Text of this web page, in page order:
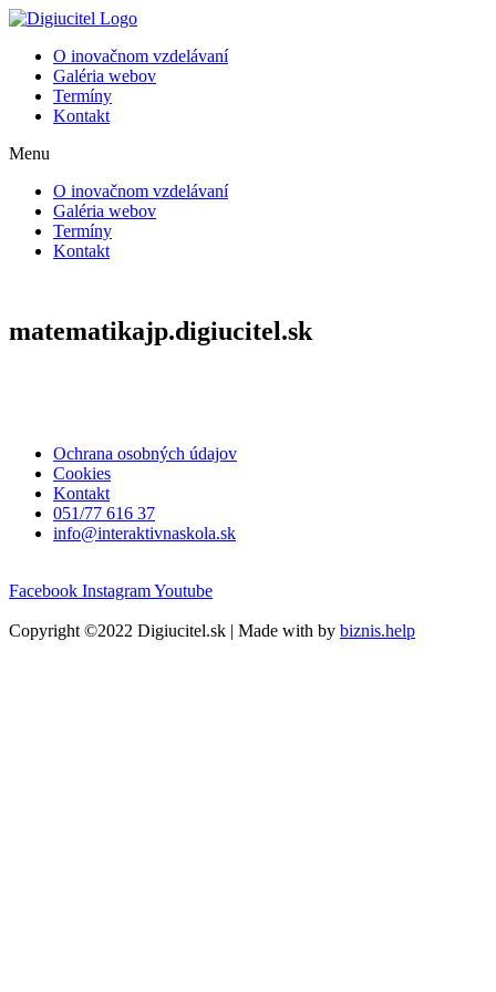
Preskočiť
obsah
O inovačnom vzdelávaní
Galéria webov
Termíny
Kontakt
Menu
O inovačnom vzdelávaní
Galéria webov
Termíny
Kontakt
matematikajp.digiucitel.sk
Ochrana osobných údajov
Cookies
Kontakt
051/77 616 37
info@interaktivnaskola.sk
Facebook InstagramYoutube
Copyright ©2022 Digiucitel.sk | Made with by biznis.help